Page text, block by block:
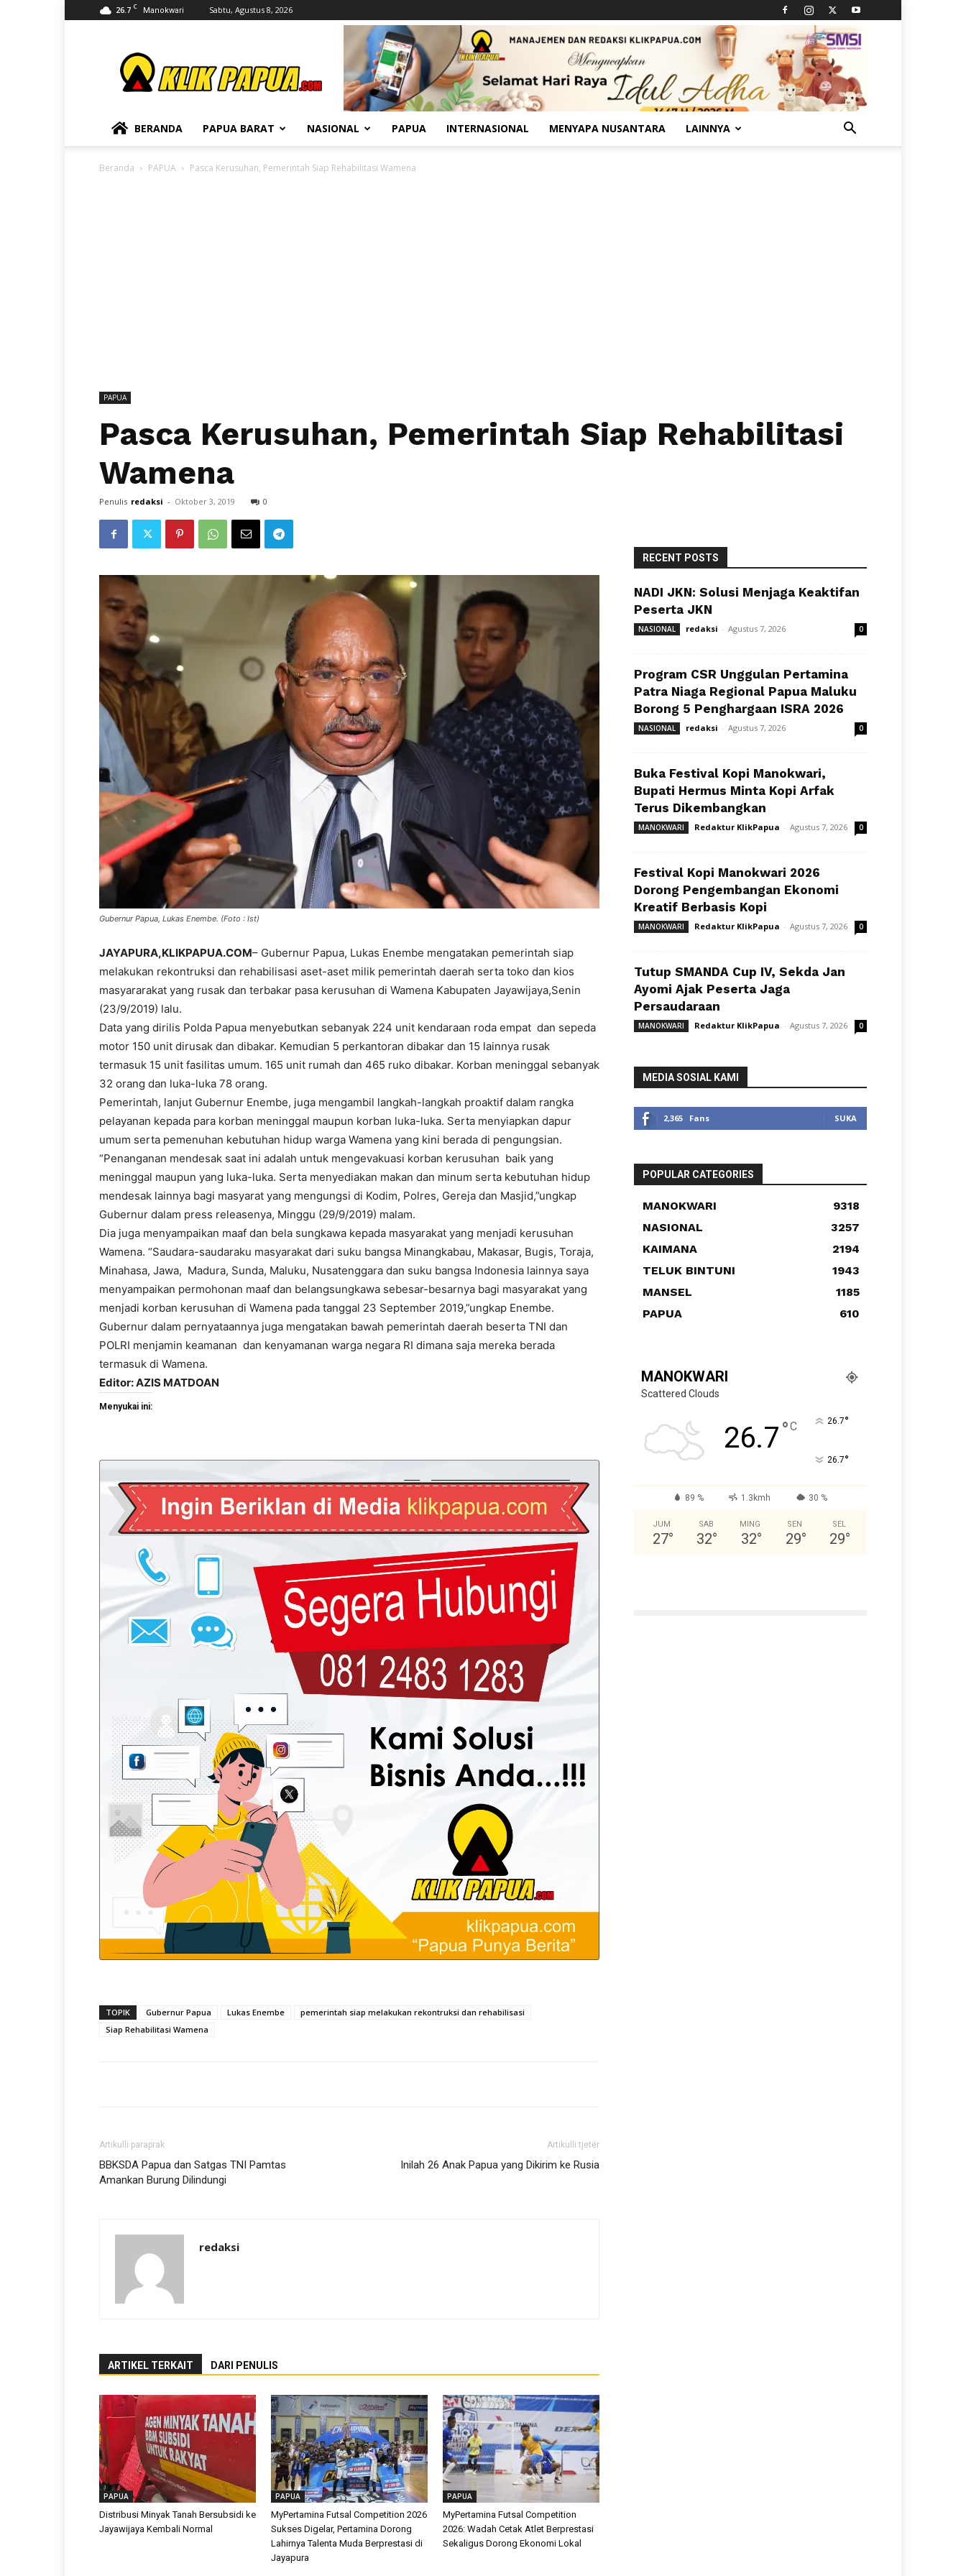
26.7 C Manokwari Sabtu, Agustus 8, 2026
BERANDA PAPUA BARAT NASIONAL PAPUA INTERNASIONAL MENYAPA NUSANTARA LAINNYA
Beranda PAPUA Pasca Kerusuhan, Pemerintah Siap Rehabilitasi Wamena
PAPUA
Pasca Kerusuhan, Pemerintah Siap Rehabilitasi
Wamena
Penulis redaksi - Oktober 3, 2019 0
Gubernur Papua, Lukas Enembe. (Foto : Ist)
JAYAPURA,KLIKPAPUA.COM– Gubernur Papua, Lukas Enembe mengatakan pemerintah siap
melakukan rekontruksi dan rehabilisasi aset-aset milik pemerintah daerah serta toko dan kios
masyararakat yang rusak dan terbakar pasa kerusuhan di Wamena Kabupaten Jayawijaya,Senin
(23/9/2019) lalu.
Data yang dirilis Polda Papua menyebutkan sebanyak 224 unit kendaraan roda empat dan sepeda
motor 150 unit dirusak dan dibakar. Kemudian 5 perkantoran dibakar dan 15 lainnya rusak
termasuk 15 unit fasilitas umum. 165 unit rumah dan 465 ruko dibakar. Korban meninggal sebanyak
32 orang dan luka-luka 78 orang.
Pemerintah, lanjut Gubernur Enembe, juga mengambil langkah-langkah proaktif dalam rangka
pelayanan kepada para korban meninggal maupun korban luka-luka. Serta menyiapkan dapur
umum serta pemenuhan kebutuhan hidup warga Wamena yang kini berada di pengungsian.
“Penanganan mendesak saat ini adalah untuk mengevakuasi korban kerusuhan baik yang
meninggal maupun yang luka-luka. Serta menyediakan makan dan minum serta kebutuhan hidup
mendesak lainnya bagi masyarat yang mengungsi di Kodim, Polres, Gereja dan Masjid,”ungkap
Gubernur dalam press releasenya, Minggu (29/9/2019) malam.
Dia juga menyampaikan maaf dan bela sungkawa kepada masyarakat yang menjadi kerusuhan
Wamena. “Saudara-saudaraku masyarakat dari suku bangsa Minangkabau, Makasar, Bugis, Toraja,
Minahasa, Jawa, Madura, Sunda, Maluku, Nusatenggara dan suku bangsa Indonesia lainnya saya
menyampaikan permohonan maaf dan belangsungkawa sebesar-besarnya bagi masyarakat yang
menjadi korban kerusuhan di Wamena pada tanggal 23 September 2019,”ungkap Enembe.
Gubernur dalam pernyataannya juga mengatakan bawah pemerintah daerah beserta TNI dan
POLRI menjamin keamanan dan kenyamanan warga negara RI dimana saja mereka berada
termasuk di Wamena.
Editor: AZIS MATDOAN
Menyukai ini:
TOPIK Gubernur Papua Lukas Enembe
pemerintah siap melakukan rekontruksi dan rehabilisasi
Siap Rehabilitasi Wamena
Artikulli paraprak
BBKSDA Papua dan Satgas TNI Pamtas
Amankan Burung Dilindungi
Artikulli tjetër
Inilah 26 Anak Papua yang Dikirim ke Rusia
redaksi
ARTIKEL TERKAIT DARI PENULIS
PAPUA
Distribusi Minyak Tanah Bersubsidi ke
Jayawijaya Kembali Normal
PAPUA
MyPertamina Futsal Competition 2026
Sukses Digelar, Pertamina Dorong
Lahirnya Talenta Muda Berprestasi di
Jayapura
PAPUA
MyPertamina Futsal Competition
2026: Wadah Cetak Atlet Berprestasi
Sekaligus Dorong Ekonomi Lokal
RECENT POSTS
NADI JKN: Solusi Menjaga Keaktifan
Peserta JKN
NASIONAL redaksi - Agustus 7, 2026 0
Program CSR Unggulan Pertamina
Patra Niaga Regional Papua Maluku
Borong 5 Penghargaan ISRA 2026
NASIONAL redaksi - Agustus 7, 2026 0
Buka Festival Kopi Manokwari,
Bupati Hermus Minta Kopi Arfak
Terus Dikembangkan
MANOKWARI Redaktur KlikPapua - Agustus 7, 2026 0
Festival Kopi Manokwari 2026
Dorong Pengembangan Ekonomi
Kreatif Berbasis Kopi
MANOKWARI Redaktur KlikPapua - Agustus 7, 2026 0
Tutup SMANDA Cup IV, Sekda Jan
Ayomi Ajak Peserta Jaga
Persaudaraan
MANOKWARI Redaktur KlikPapua - Agustus 7, 2026 0
MEDIA SOSIAL KAMI
2,365 Fans SUKA
POPULAR CATEGORIES
MANOKWARI
9318
NASIONAL
3257
KAIMANA
2194
TELUK BINTUNI
1943
MANSEL
1185
PAPUA
610
MANOKWARI
Scattered Clouds
26.7°C 26.7°
26.7°
89 % 1.3kmh 30 %
JUM
27°
SAB
32°
MING
32°
SEN
29°
SEL
29°